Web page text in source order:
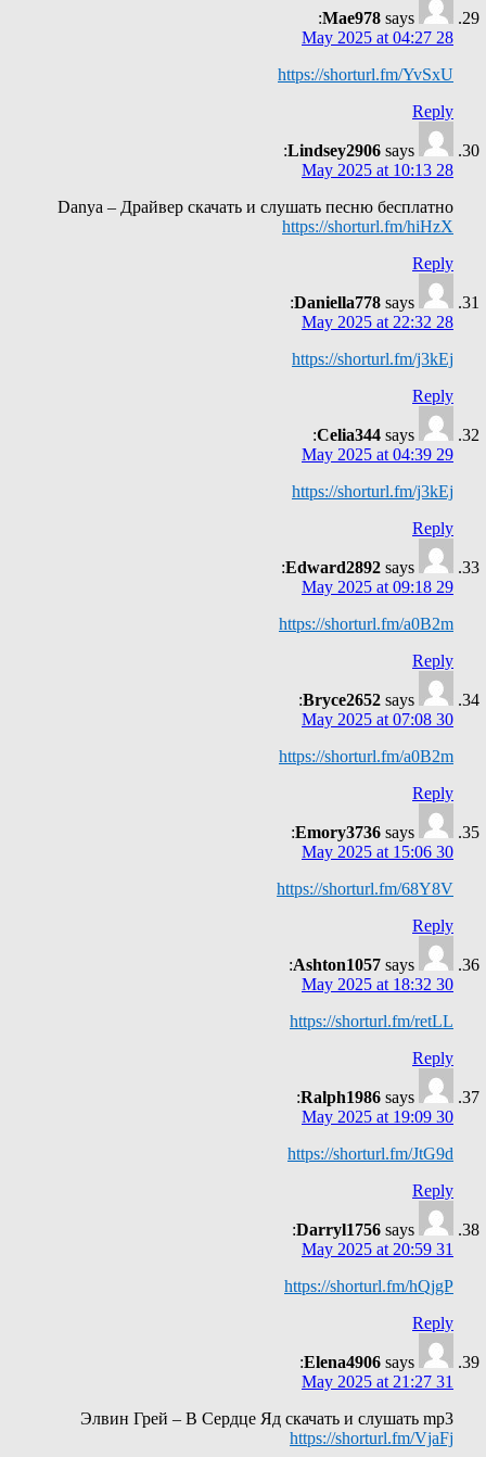
Mae978 says:
28 May 2025 at 04:27
https://shorturl.fm/YvSxU
Reply
Lindsey2906 says:
28 May 2025 at 10:13
Danya – Драйвер скачать и слушать песню бесплатно
https://shorturl.fm/hiHzX
Reply
Daniella778 says:
28 May 2025 at 22:32
https://shorturl.fm/j3kEj
Reply
Celia344 says:
29 May 2025 at 04:39
https://shorturl.fm/j3kEj
Reply
Edward2892 says:
29 May 2025 at 09:18
https://shorturl.fm/a0B2m
Reply
Bryce2652 says:
30 May 2025 at 07:08
https://shorturl.fm/a0B2m
Reply
Emory3736 says:
30 May 2025 at 15:06
https://shorturl.fm/68Y8V
Reply
Ashton1057 says:
30 May 2025 at 18:32
https://shorturl.fm/retLL
Reply
Ralph1986 says:
30 May 2025 at 19:09
https://shorturl.fm/JtG9d
Reply
Darryl1756 says:
31 May 2025 at 20:59
https://shorturl.fm/hQjgP
Reply
Elena4906 says:
31 May 2025 at 21:27
Элвин Грей – В Сердце Яд скачать и слушать mp3
https://shorturl.fm/VjaFj